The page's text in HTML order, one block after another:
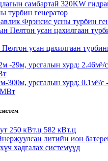
Фрэнсис усны турбин
усан цахилгаан